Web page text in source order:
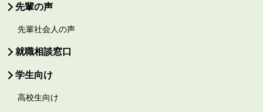
先輩の声
先輩社会人の声
就職相談窓口
学生向け
高校生向け